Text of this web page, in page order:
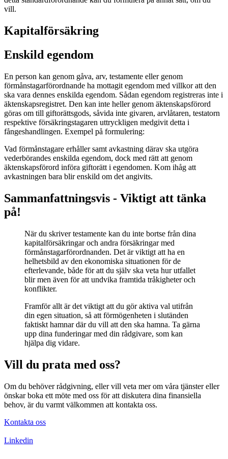
vill.
Kapital­försäkring
Enskild egendom
En person kan genom gåva, arv, testamente eller genom
förmånstagarförordnande ha mottagit egendom med villkor att den
ska vara dennes enskilda egendom. Sådan egendom registreras inte i
äktenskapsregistret. Den kan inte heller genom äktenskapsförord
göras om till giftorättsgods, såvida inte givaren, arvlåtaren, testatorn
respektive försäkringstagaren uttryckligen medgivit detta i
fångeshandlingen. Exempel på formulering:
Vad förmånstagare erhåller samt avkastning därav ska utgöra
vederbörandes enskilda egendom, dock med rätt att genom
äktenskapsförord införa giftorätt i egendomen. Kom ihåg att
avkastningen bara blir enskild om det angivits.
Sammanfattningsvis - Viktigt att tänka
på!
När du skriver testamente kan du inte bortse från dina
kapitalförsäkringar och andra försäkringar med
förmånstagarförordnanden. Det är viktigt att ha en
helhetsbild av den ekonomiska situationen för de
efterlevande, både för att du själv ska veta hur utfallet
blir men även för att undvika framtida tråkigheter och
konflikter.
Framför allt är det viktigt att du gör aktiva val utifrån
din egen situation, så att förmögenheten i slutänden
faktiskt hamnar där du vill att den ska hamna. Ta gärna
upp dina funderingar med din rådgivare, som kan
hjälpa dig vidare.
Vill du prata med oss?
Om du behöver rådgivning, eller vill veta mer om våra tjänster eller
önskar boka ett möte med oss för att diskutera dina finansiella
behov, är du varmt välkommen att kontakta oss.
Kontakta oss
Linkedin